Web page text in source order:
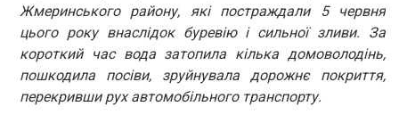
Жмеринського району, які постраждали 5 червня
цього року внаслідок буревію і сильної зливи. За
короткий час вода затопила кілька домоволодінь,
пошкодила посіви, зруйнувала дорожнє покриття,
перекривши рух автомобільного транспорту.